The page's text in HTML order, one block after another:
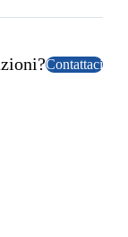
Contattaci